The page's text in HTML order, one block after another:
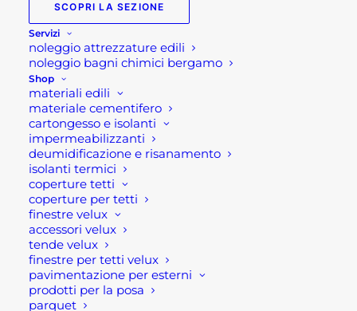
SCOPRI LA SEZIONE
Servizi
noleggio attrezzature edili
noleggio bagni chimici bergamo
Shop
materiali edili
materiale cementifero
cartongesso e isolanti
impermeabilizzanti
deumidificazione e risanamento
isolanti termici
coperture tetti
coperture per tetti
finestre velux
accessori velux
tende velux
finestre per tetti velux
pavimentazione per esterni
prodotti per la posa
parquet
329,00€
Cucina per esterno
modulo per frigorifero
GRLLR CONNECT
Modulo per frigorifero per cucina per esterno
GRLLR CONNECT, ovvero è modulo della cucina
all’aperto con l’unità di raffreddamento GRLLR
Connect. Questo modulo è dotato di uno spazio
per il Frigorifero GRLLR Connect , di un comodo
armadietto con porta a chiusura ammortizzata
per un accesso agevole. Mentre il piano cucina in
acciaio inox 304 garantisce ampio spazio per la